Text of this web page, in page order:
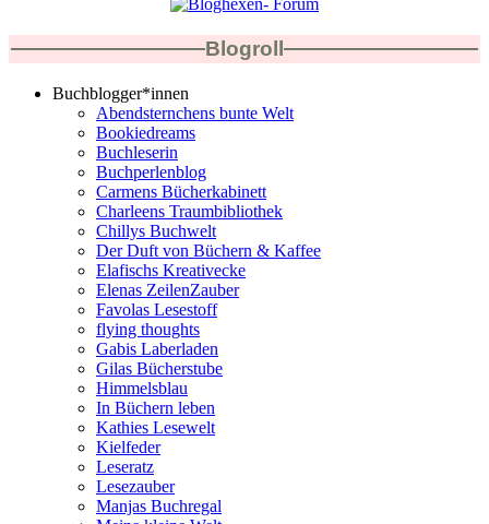
Blogroll
Buchblogger*innen
Abendsternchens bunte Welt
Bookiedreams
Buchleserin
Buchperlenblog
Carmens Bücherkabinett
Charleens Traumbibliothek
Chillys Buchwelt
Der Duft von Büchern & Kaffee
Elafischs Kreativecke
Elenas ZeilenZauber
Favolas Lesestoff
flying thoughts
Gabis Laberladen
Gilas Bücherstube
Himmelsblau
In Büchern leben
Kathies Lesewelt
Kielfeder
Leseratz
Lesezauber
Manjas Buchregal